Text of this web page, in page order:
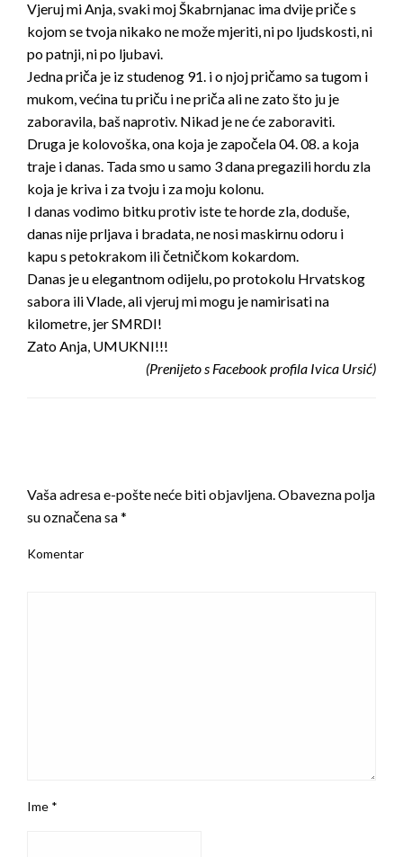
Vjeruj mi Anja, svaki moj Škabrnjanac ima dvije priče s
kojom se tvoja nikako ne može mjeriti, ni po ljudskosti, ni
po patnji, ni po ljubavi.
Jedna priča je iz studenog 91. i o njoj pričamo sa tugom i
mukom, većina tu priču i ne priča ali ne zato što ju je
zaboravila, baš naprotiv. Nikad je ne će zaboraviti.
Druga je kolovoška, ona koja je započela 04. 08. a koja
traje i danas. Tada smo u samo 3 dana pregazili hordu zla
koja je kriva i za tvoju i za moju kolonu.
I danas vodimo bitku protiv iste te horde zla, doduše,
danas nije prljava i bradata, ne nosi maskirnu odoru i
kapu s petokrakom ili četničkom kokardom.
Danas je u elegantnom odijelu, po protokolu Hrvatskog
sabora ili Vlade, ali vjeruj mi mogu je namirisati na
kilometre, jer SMRDI!
Zato Anja, UMUKNI!!!
(Prenijeto s Facebook profila Ivica Ursić)
Vaša adresa e-pošte neće biti objavljena.Obavezna polja
su označena sa*
Komentar
Ime *